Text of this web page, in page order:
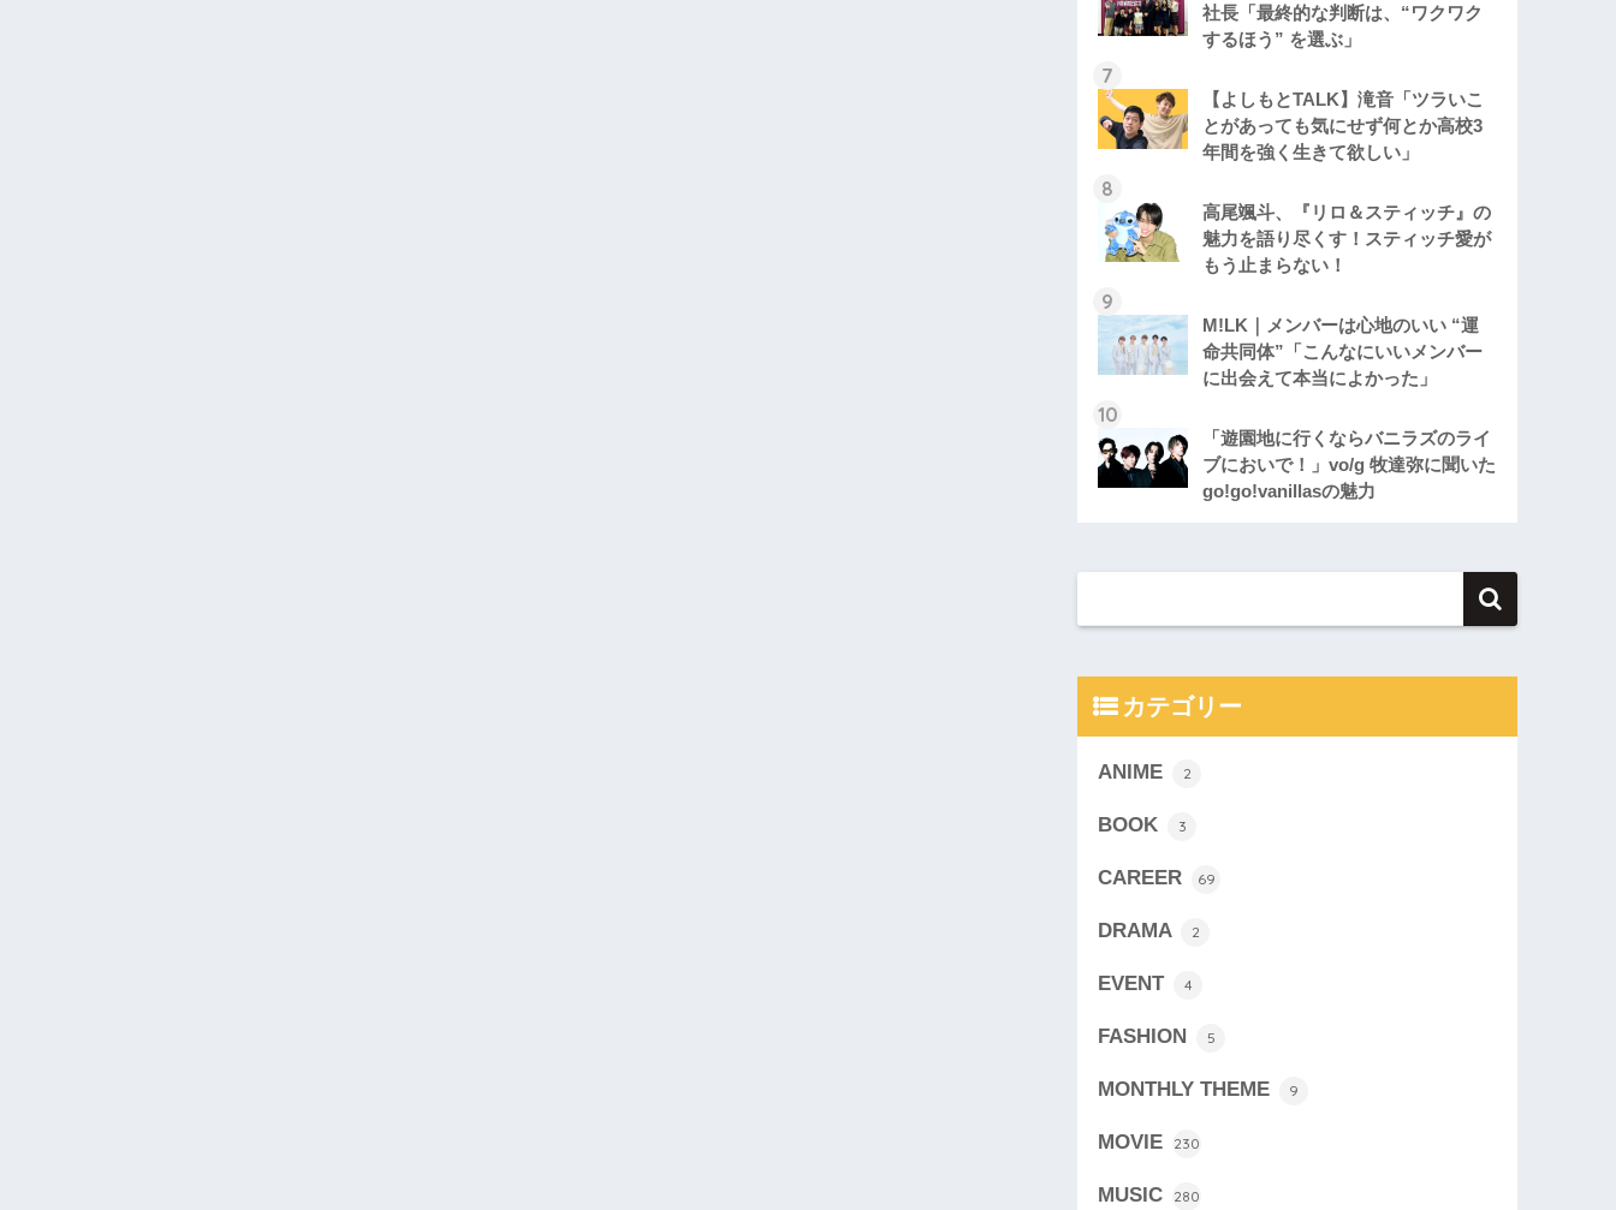
社長「最終的な判断は、“ワクワク
するほう” を選ぶ」
【よしもとTALK】滝音「ツラいこ
とがあっても気にせず何とか高校3
年間を強く生きて欲しい」
高尾颯斗、『リロ＆スティッチ』の
魅力を語り尽くす！スティッチ愛が
もう止まらない！
M!LK｜メンバーは心地のいい “運
命共同体”「こんなにいいメンバー
に出会えて本当によかった」
「遊園地に行くならバニラズのライ
ブにおいで！」vo/g 牧達弥に聞いた
go!go!vanillasの魅力
カテゴリー
ANIME 2
BOOK 3
CAREER 69
DRAMA 2
EVENT 4
FASHION 5
MONTHLY THEME 9
MOVIE 230
MUSIC 280